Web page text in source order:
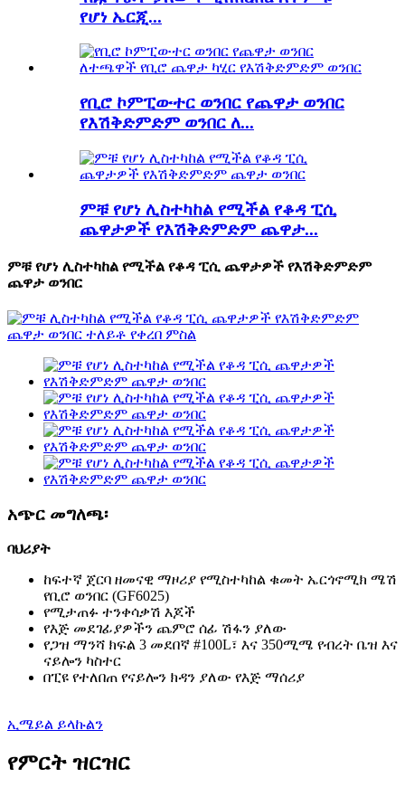
የሆነ ኤርጂ...
የቢሮ ኮምፒውተር ወንበር የጨዋታ ወንበር
የእሽቅድምድም ወንበር ለ...
ምቹ የሆነ ሊስተካከል የሚችል የቆዳ ፒሲ
ጨዋታዎች የእሽቅድምድም ጨዋታ...
ምቹ የሆነ ሊስተካከል የሚችል የቆዳ ፒሲ ጨዋታዎች የእሽቅድምድም
ጨዋታ ወንበር
አጭር መግለጫ፡
ባህሪያት
ከፍተኛ ጀርባ ዘመናዊ ማዞሪያ የሚስተካከል ቁመት ኤርጎኖሚክ ሜሽ
የቢሮ ወንበር (GF6025)
የሚታጠፉ ተንቀሳቃሽ እጆች
የእጅ መደገፊያዎችን ጨምሮ ሰፊ ሽፋን ያለው
የጋዝ ማንሻ ክፍል 3 መደበኛ #100L፣ እና 350ሚሜ የብረት ቤዝ እና
ናይሎን ካስተር
በፒዩ የተለበጠ የናይሎን ክዳን ያለው የእጅ ማሰሪያ
ኢሜይል ይላኩልን
የምርት ዝርዝር